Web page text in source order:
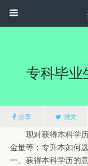
专科毕业
分享 推文
现对获得本科学历
金量等；专升本如何
一、获得本科学历的